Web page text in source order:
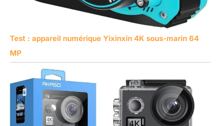
Test : appareil numérique Yixinxin 4K sous-marin 64
MP